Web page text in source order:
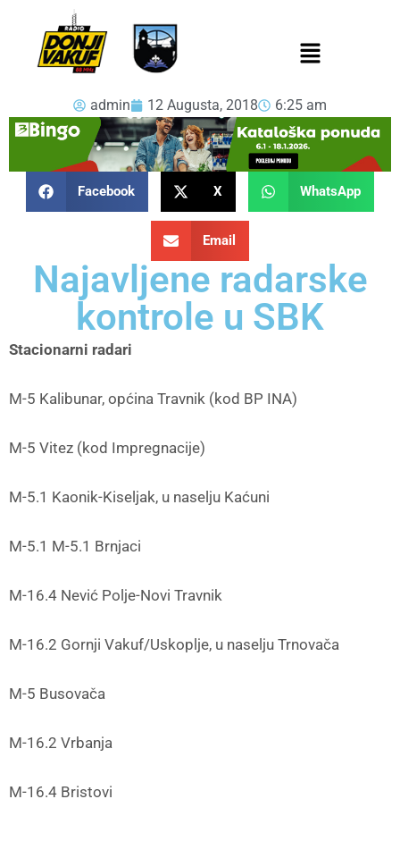
admin 12 Augusta, 2018 6:25 am
Facebook X WhatsApp
Email
Najavljene radarske
kontrole u SBK
Stacionarni radari
M-5 Kalibunar, općina Travnik (kod BP INA)
M-5 Vitez (kod Impregnacije)
M-5.1 Kaonik-Kiseljak, u naselju Kaćuni
M-5.1 M-5.1 Brnjaci
M-16.4 Nević Polje-Novi Travnik
M-16.2 Gornji Vakuf/Uskoplje, u naselju Trnovača
M-5 Busovača
M-16.2 Vrbanja
M-16.4 Bristovi